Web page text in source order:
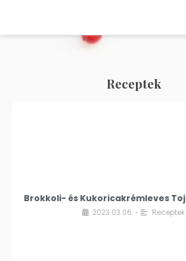
Receptek
Brokkoli- és Kukoricakrémleves
2023.03.06. • Receptek